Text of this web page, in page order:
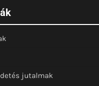
jutalmak